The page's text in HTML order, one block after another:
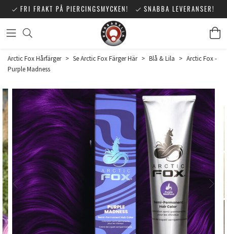
FRI FRAKT PÅ PIERCINGSMYCKEN! SNABBA LEVERANSER!
Arctic Fox Hårfärger > Se Arctic Fox Färger Här > Blå & Lila > Arctic Fox -
Purple Madness